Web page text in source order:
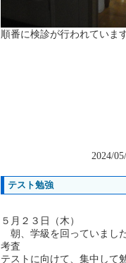
順番に検診が行われていま
2024/
テスト勉強
５月２３日（木）
朝、学級を回っていまし
考査
テストに向けて、集中して